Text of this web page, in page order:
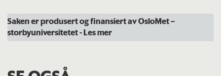
Saken er produsert og finansiert av OsloMet –
storbyuniversitetet- Les mer